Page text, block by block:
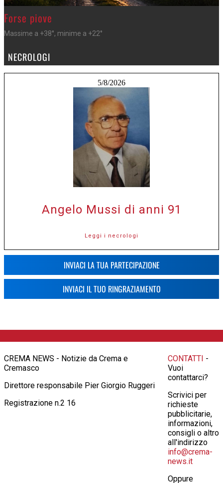
>
Forse piove
Massime a +38°, minime a +22°
NECROLOGI
5/8/2026
Angelo Mussi di anni 91
Leggi i necrologi
INVIACI LA TUA PARTECIPAZIONE
INVIACI IL TUO RINGRAZIAMENTO
CREMA NEWS - Notizie da Crema e
Cremasco
Direttore responsabile Pier Giorgio Ruggeri
Registrazione n.2 16
CONTATTI -
Vuoi
contattarci?
Scrivici per
richieste
pubblicitarie,
informazioni,
consigli o altro
all'indirizzo
info@crema-
news.it
Oppure